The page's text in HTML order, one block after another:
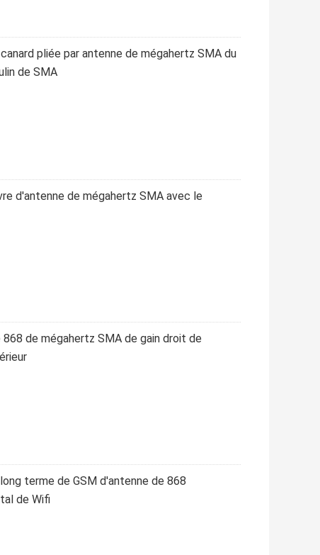
pliée par antenne de mégahertz SMA du
de SMA
d'antenne de mégahertz SMA avec le
de mégahertz SMA de gain droit de
terme de GSM d'antenne de 868
de Wifi